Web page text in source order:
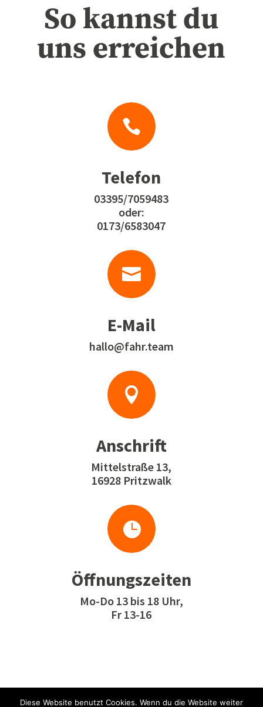
So kannst du
uns erreichen

Telefon
03395/7059483
oder:
0173/6583047

E-Mail
hallo@fahr.team

Anschrift
Mittelstraße 13,
16928 Pritzwalk

Öffnungszeiten
Mo-Do 13 bis 18 Uhr,
Fr 13-16
Diese Website benutzt Cookies. Wenn du die Website weiter